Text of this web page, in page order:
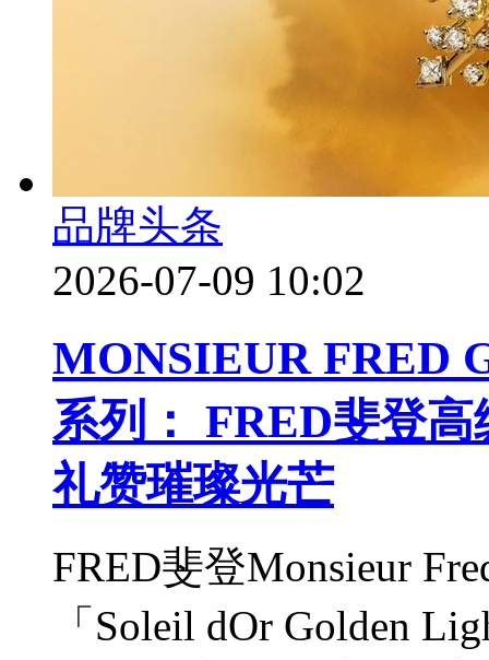
品牌头条
2026-07-09 10:02
MONSIEUR FRED
系列： FRED斐登
礼赞璀璨光芒
FRED斐登Monsieur
「Soleil dOr Golden